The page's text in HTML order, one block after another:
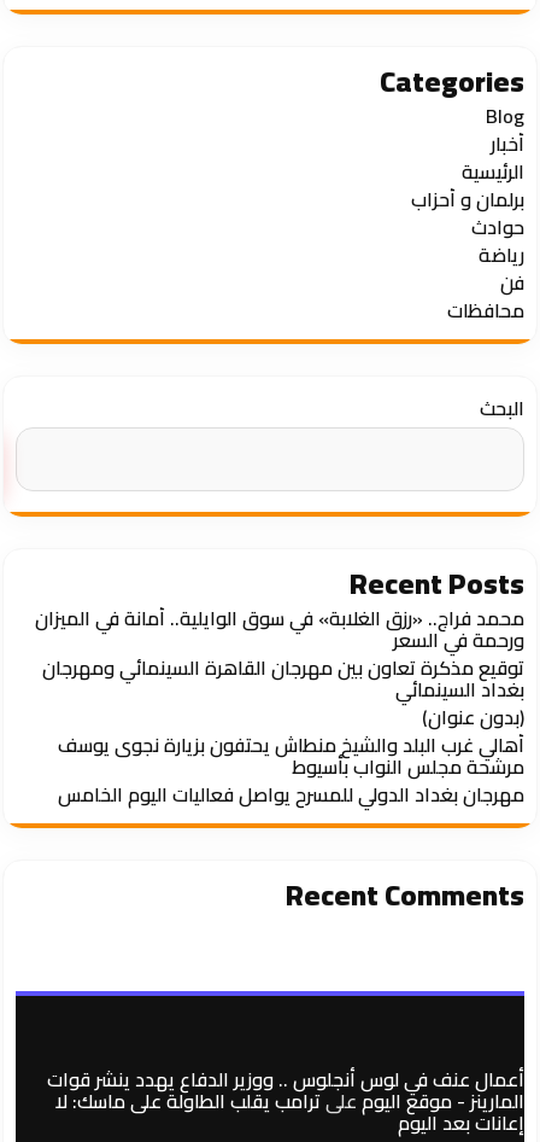
Categories
Blog
أخبار
الرئيسية
برلمان و أحزاب
حوادث
رياضة
فن
محافظات
البحث
Recent Posts
محمد فراج.. «رزق الغلابة» في سوق الوايلية.. أمانة في الميزان
ورحمة في السعر
توقيع مذكرة تعاون بين مهرجان القاهرة السينمائي ومهرجان
بغداد السينمائي
(بدون عنوان)
أهالي غرب البلد والشيخ منطاش يحتفون بزيارة نجوى يوسف
مرشحة مجلس النواب بأسيوط
مهرجان بغداد الدولي للمسرح يواصل فعاليات اليوم الخامس
Recent Comments
أعمال عنف في لوس أنجلوس .. ووزير الدفاع يهدد ينشر قوات
المارينز - موقع اليومعلىترامب يقلب الطاولة على ماسك: لا
إعانات بعد اليوم